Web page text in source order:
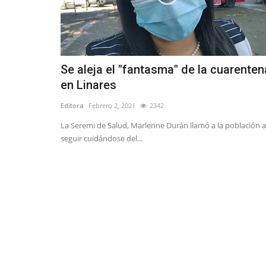
Se aleja el "fantasma" de la
en Linares
Editora Febrero 2, 2021 2342
La Seremi de Salud, Marlenne Durán llamó a la población a
seguir cuidándose del...